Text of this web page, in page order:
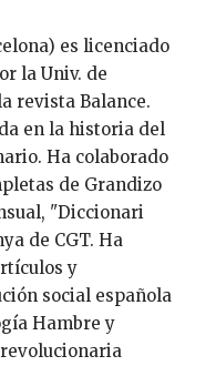
es licenciado
la Univ. de
revista Balance.
en la historia del
Ha colaborado
de Grandizo
"Diccionari
de CGT. Ha
y
social española
Hambre y